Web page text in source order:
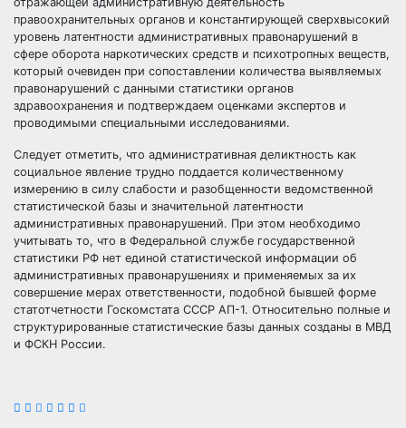
правоохранительных органов и константирующей сверхвысокий
уровень латентности административных правонарушений в
сфере оборота наркотических средств и психотропных веществ,
который очевиден при сопоставлении количества выявляемых
правонарушений с данными статистики органов
здравоохранения и подтверждаем оценками экспертов и
проводимыми специальными исследованиями.
Следует отметить, что административная деликтность как
социальное явление трудно поддается количественному
измерению в силу слабости и разобщенности ведомственной
статистической базы и значительной латентности
административных правонарушений. При этом необходимо
учитывать то, что в Федеральной службе государственной
статистики РФ нет единой статистической информации об
административных правонарушениях и применяемых за их
совершение мерах ответственности, подобной бывшей форме
статотчетности Госкомстата СССР АП-1. Относительно полные и
структурированные статистические базы данных созданы в МВД
и ФСКН России.